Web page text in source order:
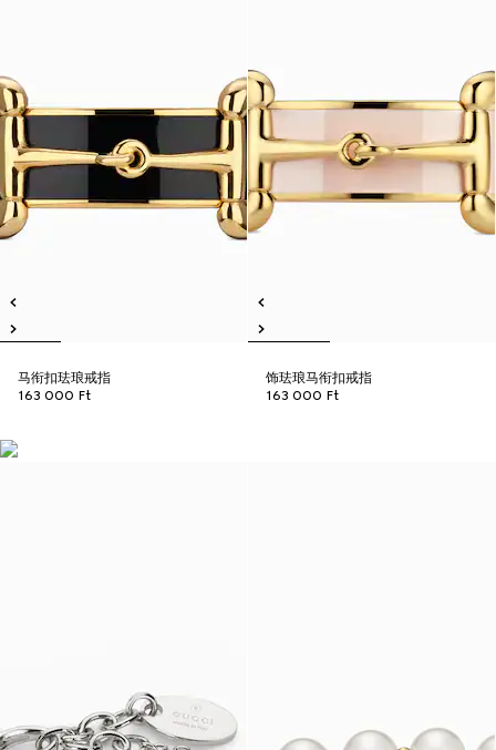
马衔扣珐琅戒指
163 000 Ft
饰珐琅马衔扣戒指
163 000 Ft